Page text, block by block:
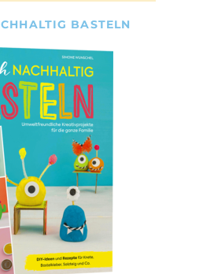
BASTELN